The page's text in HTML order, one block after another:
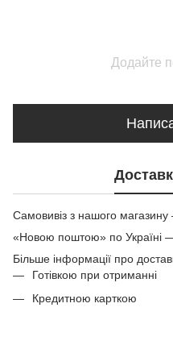
Додайте
Самовивіз з нашого
«Новою поштою» по Україні
Більше інформації про
Готівкою при отриманні
Кредитною карткою